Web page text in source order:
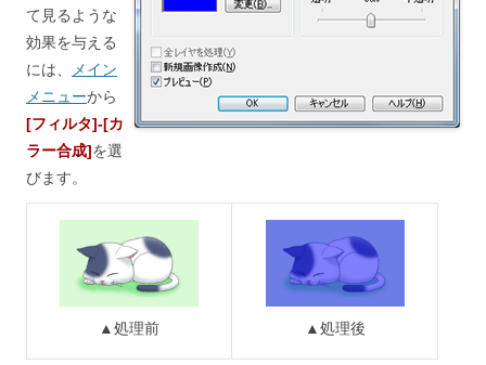
て見るような
効果を与える
には、
メイン
メニューから
[フィルタ]-[カ
ラー合成]を選
びます。
▲処理前 ▲処理後